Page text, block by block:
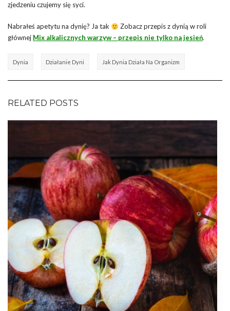
zjedzeniu czujemy się syci.
Nabrałeś apetytu na dynię? Ja tak
Zobacz przepis z dynią w roli
głównej Mix alkalicznych warzyw – przepis nie tylko na jesień.
Dynia Działanie Dyni Jak Dynia Działa Na Organizm
RELATED POSTS